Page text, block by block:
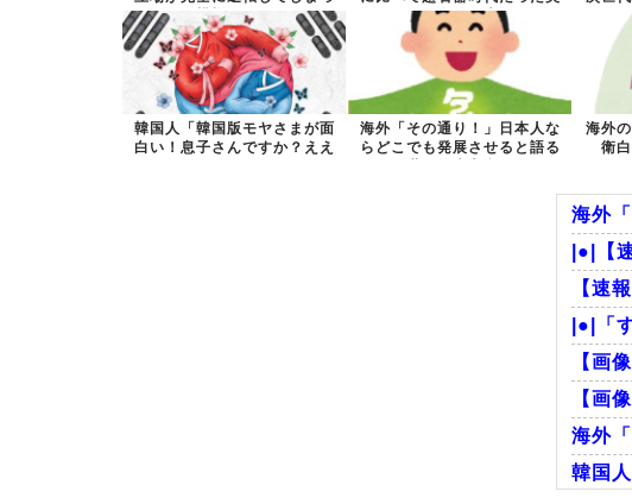
た模様…」→...
国に海外が大...
韓国人「韓国版モヤさまが面
白い！息子さんですか？ええ
海外「その通り！」日本人な
らどこでも発展させると語る
海外
衛
海外
|●|【
【速
|●|「
【画
【画
海外
韓国